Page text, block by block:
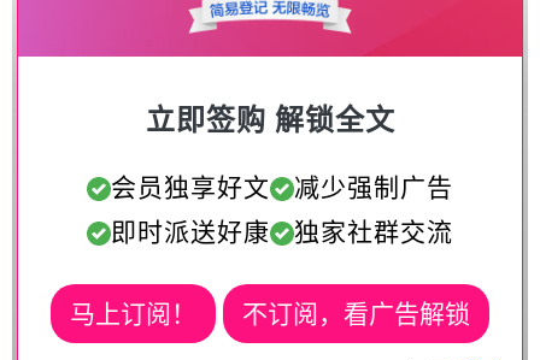
立即签购 解锁全文
会员独享好文
减少强制广告
即时派送好康
独家社群交流
马上订阅！ 不订阅，看广告解锁